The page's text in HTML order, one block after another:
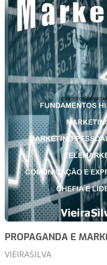
PROPAGANDA E
VIEIRASILVA